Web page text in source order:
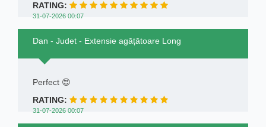
RATING:
31-07-2026 00:07
Dan - Judet - Extensie agățătoare Long
Perfect 😍
RATING:
31-07-2026 00:07